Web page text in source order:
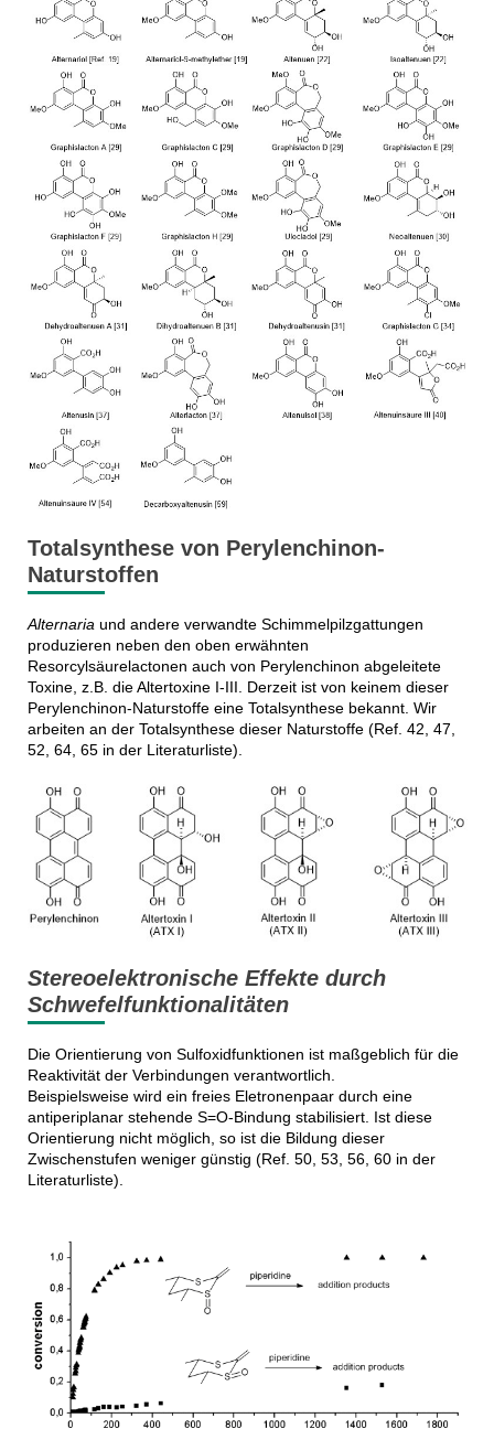
Totalsynthese von Perylenchinon-
Naturstoffen
Alternaria und andere verwandte Schimmelpilzgattungen
produzieren neben den oben erwähnten
Resorcylsäurelactonen auch von Perylenchinon abgeleitete
Toxine, z.B. die Altertoxine I-III. Derzeit ist von keinem dieser
Perylenchinon-Naturstoffe eine Totalsynthese bekannt. Wir
arbeiten an der Totalsynthese dieser Naturstoffe (Ref. 42, 47,
52, 64, 65 in der Literaturliste).
Stereoelektronische Effekte durch
Schwefelfunktionalitäten
Die Orientierung von Sulfoxidfunktionen ist maßgeblich für die
Reaktivität der Verbindungen verantwortlich.
Beispielsweise wird ein freies Eletronenpaar durch eine
antiperiplanar stehende S=O-Bindung stabilisiert. Ist diese
Orientierung nicht möglich, so ist die Bildung dieser
Zwischenstufen weniger günstig (Ref. 50, 53, 56, 60 in der
Literaturliste).